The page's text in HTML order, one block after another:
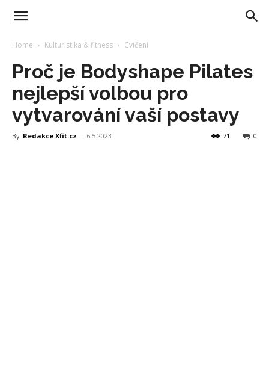
Home Kulturistika & fitness Cvičení
Proč je Bodyshape Pilates
nejlepší volbou pro
vytvarování vaší postavy
By Redakce Xfit.cz - 6.5.2023 0
71